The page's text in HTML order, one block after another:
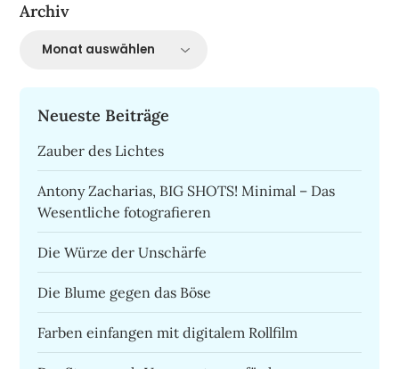
Archiv
Archiv
Neueste Beiträge
Zauber des Lichtes
Antony Zacharias, BIG SHOTS! Minimal – Das
Wesentliche fotografieren
Die Würze der Unschärfe
Die Blume gegen das Böse
Farben einfangen mit digitalem Rollfilm